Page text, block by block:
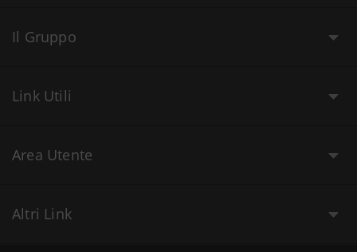
Il Gruppo
Link Utili
Area Utente
Altri Link